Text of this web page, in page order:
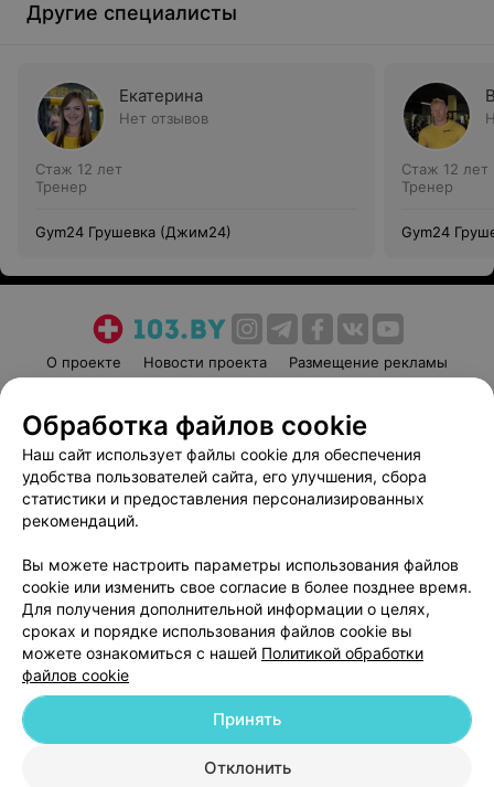
Другие специалисты
Екатерина
Нет отзывов
Стаж 12 лет
Тренер
Gym24 Грушевка (Джим24)
Стаж 12 лет
Тренер
Gym24
О проекте Новости проекта
Размещение рекламы
Пользовательское соглашение
Способы оплаты
Вакансии
Партнеры
Написать руководителю 103.by
Обработка персональных данных
© 2026 ООО «Артокс Лаб», УНП 191700409
| 220012, Республика Беларусь,
Обработка файлов cookie
Наш сайт использует файлы cookie для обеспечения
удобства пользователей сайта, его улучшения, сбора
статистики и предоставления персонализированных
рекомендаций.
Вы можете настроить параметры использования файлов
cookie или изменить свое согласие в более позднее время.
Для получения дополнительной информации о целях,
сроках и порядке использования файлов cookie вы
можете ознакомиться с нашей Политикой обработки
файлов cookie
Отклонить
Принять